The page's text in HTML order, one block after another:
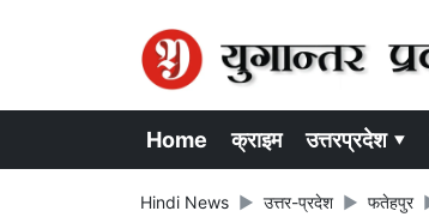
Home क्राइम उत्तरप्रदेश ▾
Hindi News उत्तर-प्रदेश फतेहपुर